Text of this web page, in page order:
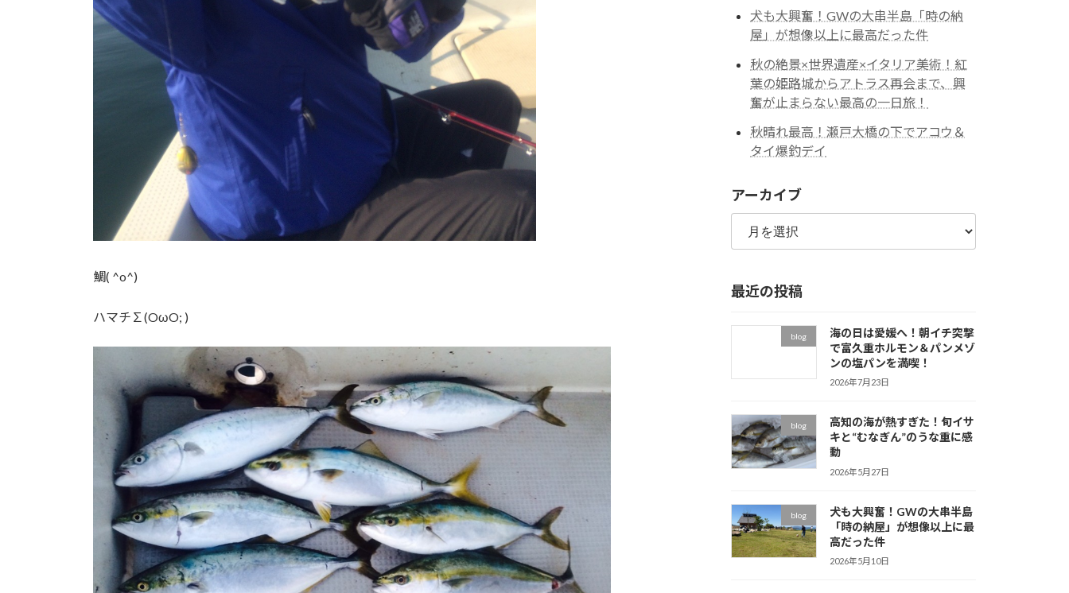
鯛( ^o^)
ハマチ∑(OωO; )
犬も大興奮！GWの大串半島「時の納
屋」が想像以上に最高だった件
秋の絶景×世界遺産×イタリア美術！紅
葉の姫路城からアトラス再会まで、興
奮が止まらない最高の一日旅！
秋晴れ最高！瀬戸大橋の下でアコウ＆
タイ爆釣デイ
アーカイブ
ア
カ
ブ
最近の投稿
blog
海の日は愛媛へ！朝イチ突撃
で富久重ホルモン＆パンメゾ
ンの塩パンを満喫！
2026年7月23日
blog
高知の海が熱すぎた！旬イサ
キと“むなぎん”のうな重に感
動
2026年5月27日
blog
犬も大興奮！GWの大串半島
「時の納屋」が想像以上に最
高だった件
2026年5月10日